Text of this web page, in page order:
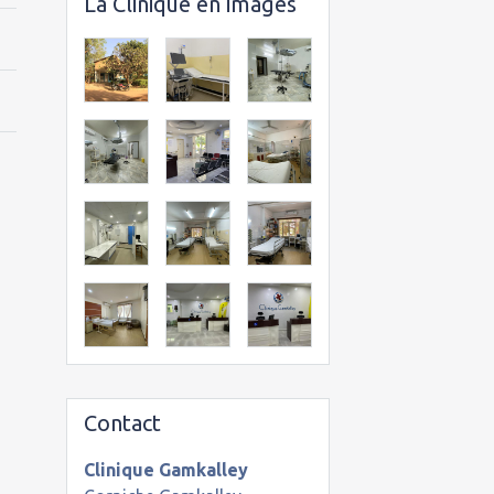
Contact
Clinique Gamkalley